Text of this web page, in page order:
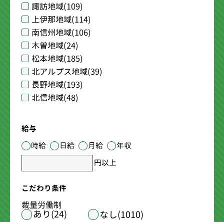
諏訪地域(109)
上伊那地域(114)
南信州地域(106)
木曽地域(24)
松本地域(185)
北アルプス地域(39)
長野地域(193)
北信地域(48)
給与
時給
日給 月給
年収
円以上
こだわり条件
裁量労働制
あり(24) なし(1010)